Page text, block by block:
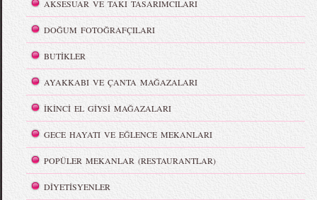
AKSESUAR VE TAKI TASARIMCILARI
DOĞUM FOTOĞRAFÇILARI
BUTİKLER
AYAKKABI VE ÇANTA MAĞAZALARI
İKİNCİ EL GİYSİ MAĞAZALARI
GECE HAYATI VE EĞLENCE MEKANLARI
POPÜLER MEKANLAR (RESTAURANTLAR)
DİYETİSYENLER